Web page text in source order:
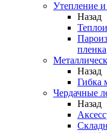
Утепление
Назад
пленка
Назад
Гибка
Чердачные
Назад